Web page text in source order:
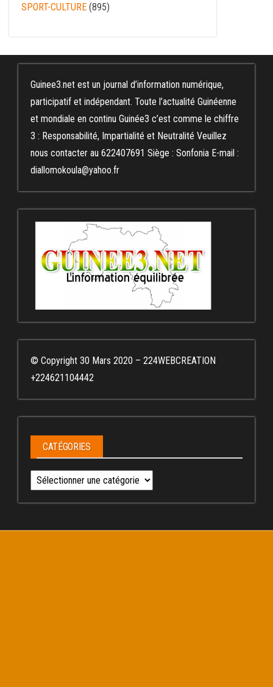
SPORT-CULTURE (895)
Guinee3.net est un journal d’information numérique,
participatif et indépendant. Toute l’actualité Guinéenne
et mondiale en continu Guinée3 c’est comme le chiffre
3 : Responsabilité, Impartialité et Neutralité Veuillez
nous contacter au 622407691 Siège : Sonfonia E-mail :
diallomokoula@yahoo.fr
© Copyright 30 Mars 2020 – 224WEBCREATION
+224621104442
CATÉGORIES
Catégories